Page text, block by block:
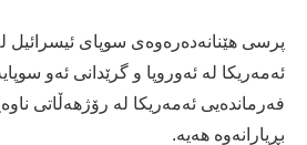
پرسی هێنانەدەرەوەی سوپای ئیسرائیل
ئەمەریكا لە ئەوروپا و گرێدانی ئەو
فەرماندەیی ئەمەریكا لە رۆژهەڵاتی
بڕیارانەوە هەیە.